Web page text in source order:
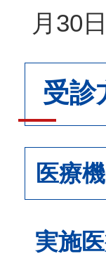
月30
受診
医療
実施